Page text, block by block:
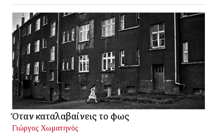
Όταν καταλαβαίνεις το φως
Γιώργος Χωματηνός